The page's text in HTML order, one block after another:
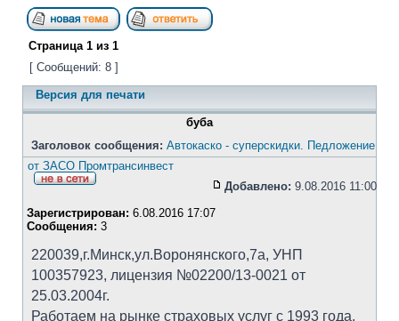
Страница 1 из 1
[ Сообщений: 8 ]
Версия для печати
буба
Заголовок сообщения: Автокаско - суперскидки. Педложение
от ЗАСО Промтрансинвест
Добавлено: 9.08.2016 11:00
Зарегистрирован: 6.08.2016 17:07
Сообщения: 3
220039,г.Минск,ул.Воронянского,7а, УНП
100357923, лицензия №02200/13-0021 от
25.03.2004г.
Работаем на рынке страховых услуг с 1993 года.